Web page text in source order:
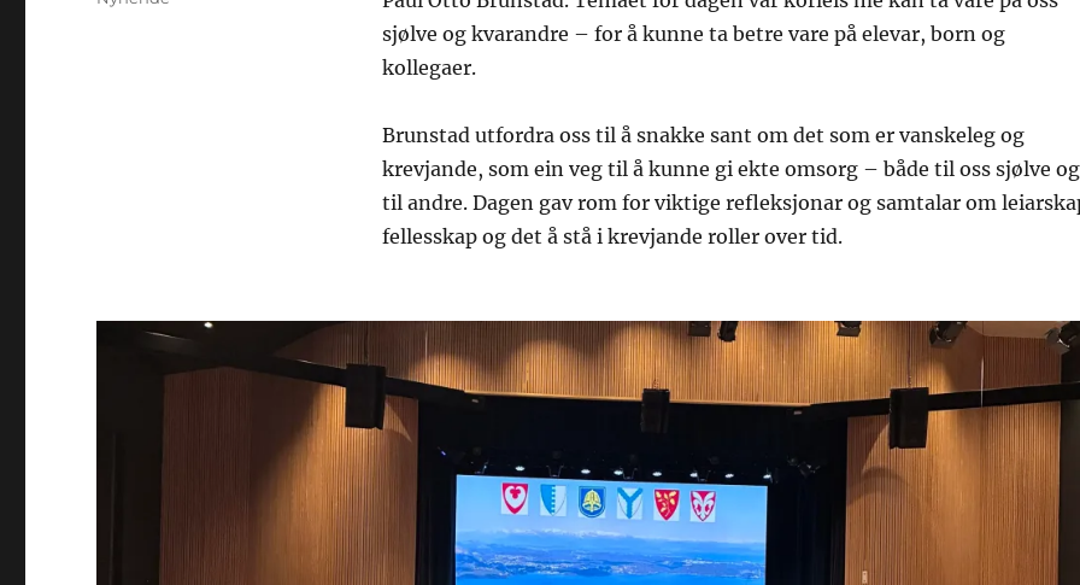
sjølve og kvarandre – for å kunne ta betre vare på elevar, born og
kollegaer.
Brunstad utfordra oss til å snakke sant om det som er vanskeleg og
krevjande, som ein veg til å kunne gi ekte omsorg – både til oss sjølve og
til andre. Dagen gav rom for viktige refleksjonar og samtalar om
fellesskap og det å stå i krevjande roller over tid.